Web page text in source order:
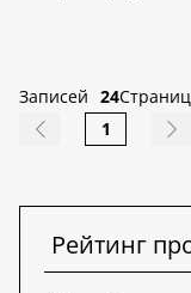
Записей 24Страниц
1
Рейтинг